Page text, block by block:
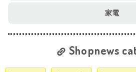
家電
Shopnews